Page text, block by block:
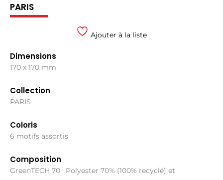
PARIS
Ajouter à la liste
Dimensions
170 x 170 mm
Collection
PARIS
Coloris
6 motifs assortis
Composition
GreenTECH 70 : Polyester 70% (100% recyclé) et